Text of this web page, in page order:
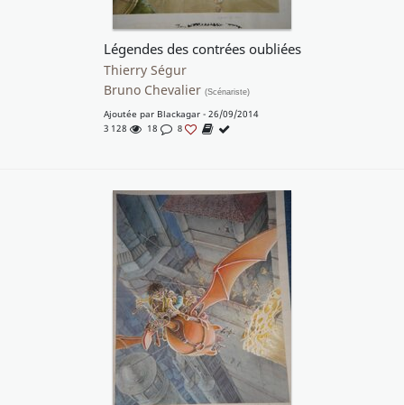
Légendes des contrées oubliées
Thierry Ségur
Bruno Chevalier (Scénariste)
Ajoutée par Blackagar- 26/09/2014
3 128
18 8